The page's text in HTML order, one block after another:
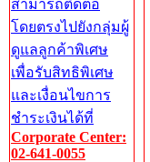
สามารถติดต่อ
โดยตรงไปยังกลุ่มผู้
ดูแลลูกค้าพิเศษ
เพื่อรับสิทธิพิเศษ
และเงื่อนไขการ
ชำระเงินได้ที่
Corporate Center:
02-641-0055